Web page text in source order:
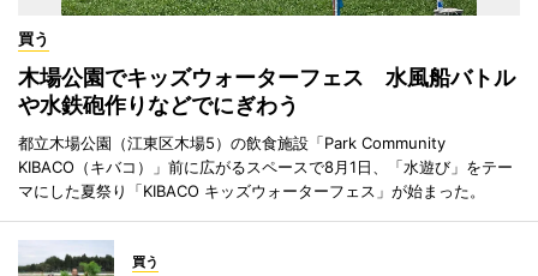
買う
木場公園でキッズウォーターフェス 水風船バトル
や水鉄砲作りなどでにぎわう
都立木場公園（江東区木場5）の飲食施設「Park Community
KIBACO（キバコ）」前に広がるスペースで8月1日、「水遊び」をテー
マにした夏祭り「KIBACO キッズウォーターフェス」が始まった。
買う